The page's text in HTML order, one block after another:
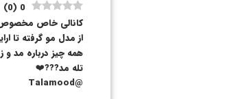
0
(
0
)
کانالی خاص مخصوص
از مدل مو گرفته تا
همه چیز درباره مد و
تله مد???❤️
@Talamood